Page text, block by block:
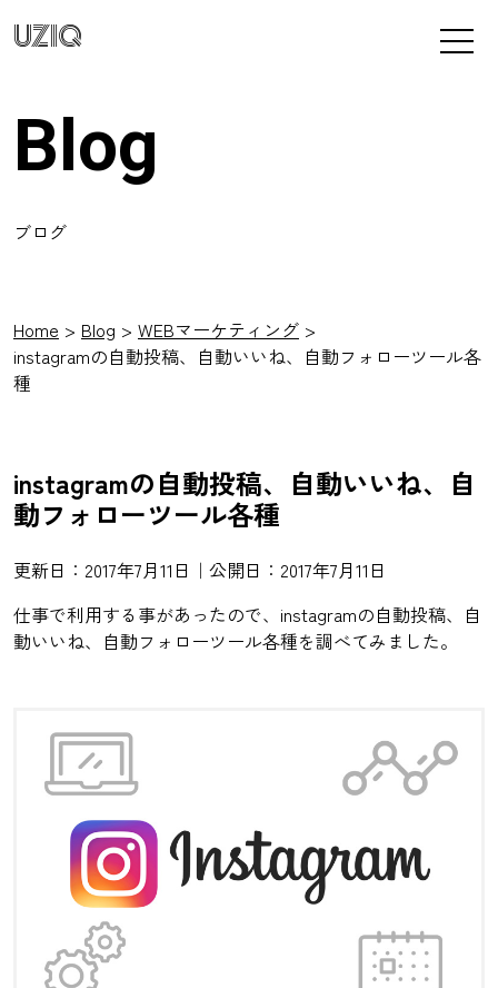
UZIQ
Blog
ブログ
Home Blog
WEBマーケティング
instagramの自動投稿、自動いいね、自動フォローツール各
種
instagramの自動投稿、自動いいね、自
動フォローツール各種
更新日：2017年7月11日｜公開日：2017年7月11日
仕事で利用する事があったので、instagramの自動投稿、自
動いいね、自動フォローツール各種を調べてみました。